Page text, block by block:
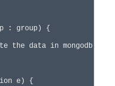
: group) {
e) {